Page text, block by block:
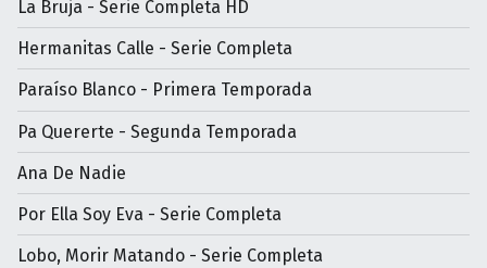
La Bruja - Serie Completa HD
Hermanitas Calle - Serie Completa
Paraíso Blanco - Primera Temporada
Pa Quererte - Segunda Temporada
Ana De Nadie
Por Ella Soy Eva - Serie Completa
Lobo, Morir Matando - Serie Completa